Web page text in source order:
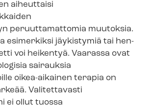
aiheuttaisi
peruuttamattomia muutoksia.
esimerkiksi jäykistymiä tai hen­
voi heikentyä. Vaarassa ovat
sairauksia
oikea-aikainen terapia on
Valitettavasti
ei ollut tuossa